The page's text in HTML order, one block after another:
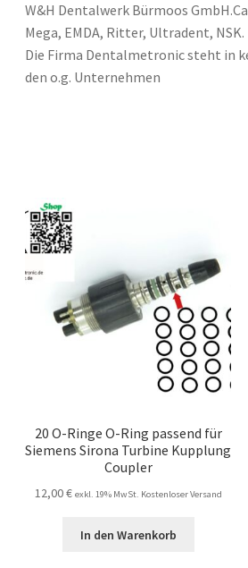
W&H Dentalwerk Bürmoos
Mega, EMDA, Ritter, Ultradent, NSK.
Die Firma Dentalmetronic steht in
den o.g. Unternehmen
20 O-Ringe O-Ring passend für
Siemens Sirona Turbine Kupplung
Coupler
12,00€ exkl. 19% MwSt. Kostenloser Versand
In den Warenkorb